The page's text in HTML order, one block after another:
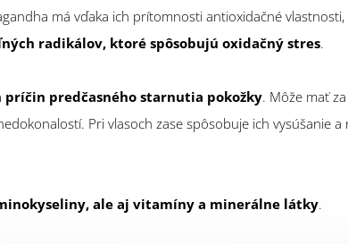
má vďaka ich prítomnosti antioxidačné vlastnosti,
radikálov, ktoré spôsobujú oxidačný stres.
predčasného starnutia pokožky. Môže mať
Pri vlasoch zase spôsobuje ich vysúšanie
ale aj vitamíny a minerálne látky.